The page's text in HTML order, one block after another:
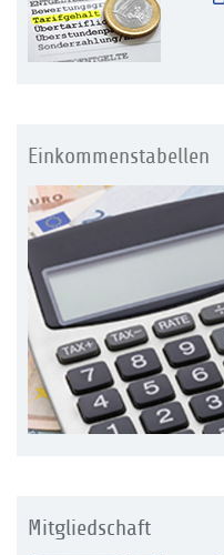
Einkommenstabellen
Mitgliedschaft